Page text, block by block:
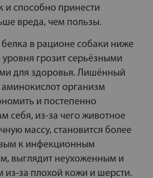
и способно принести
вреда, чем пользы.
в рационе собаки ниже
грозит серьёзными
для здоровья. Лишённый
аминокислот организм
и постепенно
себя, из-за чего животное
массу, становится более
к инфекционным
выглядит неухоженным и
из-за плохой кожи и шерсти.